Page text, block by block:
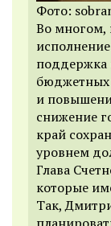
Фото:
Во
поддержка
бюджетных
и
снижение
край
уровнем
Глава
которые
Так,